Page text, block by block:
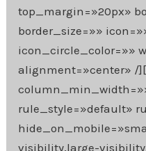
top_margin=»20px»
border_size=»»
icon_circle_color=»»
alignment=»center» /
rule_style=»default»
visibility,large-